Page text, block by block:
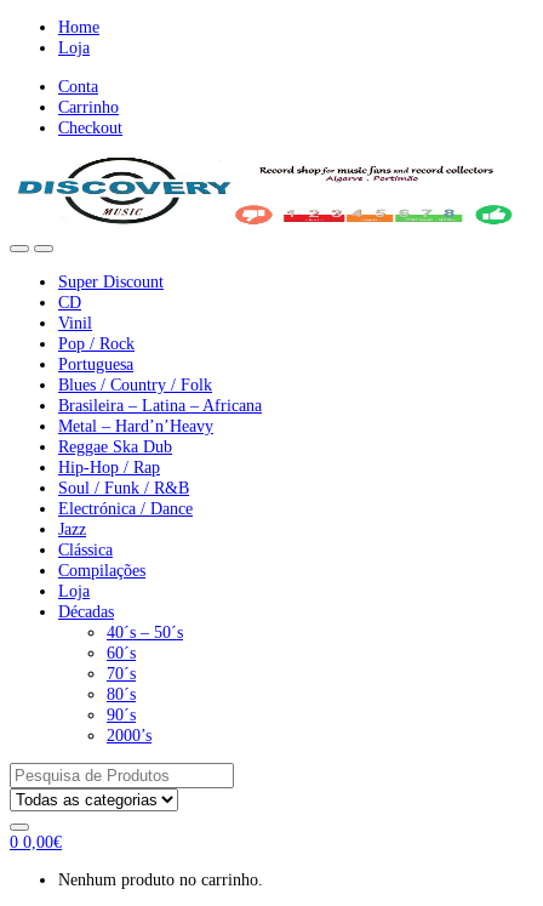
nevegação
conteúdo
Home
Loja
Conta
Carrinho
Checkout
Super Discount
CD
Vinil
Pop / Rock
Portuguesa
Blues / Country / Folk
Brasileira – Latina – Africana
Metal – Hard’n’Heavy
Reggae Ska Dub
Hip-Hop / Rap
Soul / Funk / R&B
Electrónica / Dance
Jazz
Clássica
Compilações
Loja
Décadas
40´s – 50´s
60´s
70´s
80´s
90´s
2000’s
Pesquisar
por:
0 0,00€
Nenhum produto no carrinho.